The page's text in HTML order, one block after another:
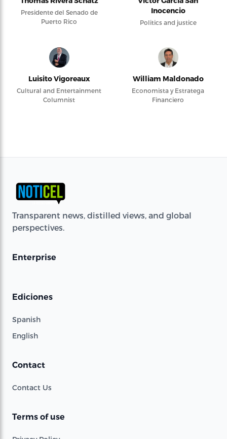
Presidente del Senado de
Puerto Rico
Inocencio
Politics and justice
Luisito Vigoreaux
Cultural and Entertainment
Columnist
William Maldonado
Economista y Estratega
Financiero
Transparent news, distilled views, and global
perspectives.
Enterprise
Ediciones
Spanish
English
Contact
Contact Us
Terms of use